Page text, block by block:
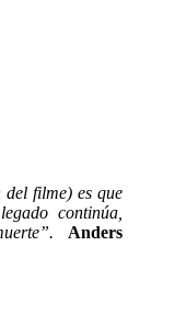
filme) es que
continúa,
Anders